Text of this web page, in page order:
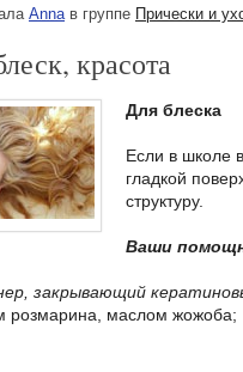
Annaв группе Прически и
красота
Для блеска
Если в школе
гладкой
структуру.
Ваши
закрывающий
розмарина, маслом жожоба;